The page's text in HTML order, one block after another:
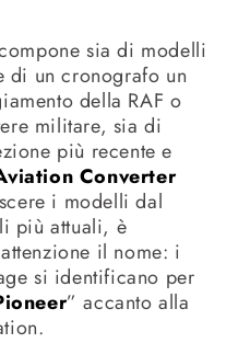
sia di modelli
un cronografo un
della RAF o
militare, sia di
più recente e
Converter
i modelli dal
più attuali, è
il nome: i
si identificano per
” accanto alla